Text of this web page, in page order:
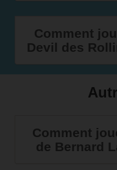
Comment
Devil des
Comment
de Bernard